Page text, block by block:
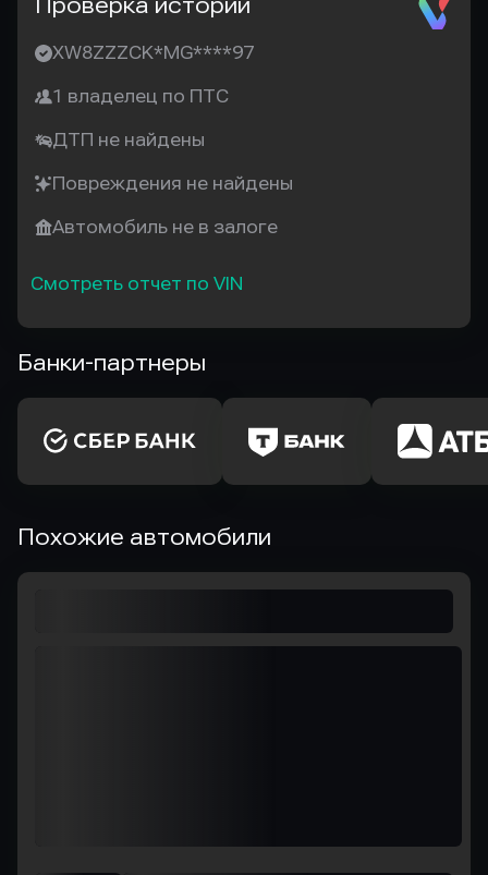
XW8ZZZCK*MG****97
1 владелец по ПТС
ДТП не найдены
Повреждения не найдены
Автомобиль не в залоге
Смотреть отчет по VIN
Банки-партнеры
Похожие автомобили